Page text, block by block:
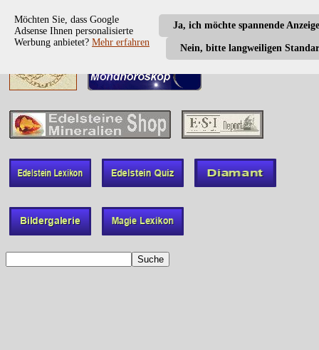
Ja, ich möchte spannende
Nein, bitte langweiligen
Möchten Sie, dass Google
Adsense Ihnen personalisierte
Werbung anbietet? Mehr erfahren